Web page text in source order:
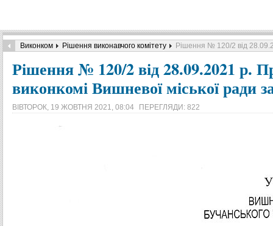
Виконком Рішення виконавчого комітету Рішення № 120/2 від
Рішення № 120/2 від 28.09.2021 р.
виконкомі Вишневої міської ради
ВІВТОРОК, 19 ЖОВТНЯ 2021, 08:04 ПЕРЕГЛЯДИ: 822